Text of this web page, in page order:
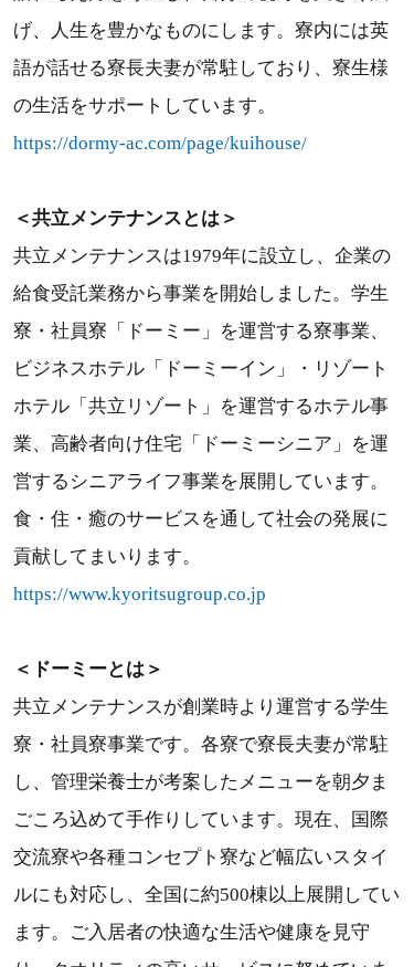
げ、人生を豊かなものにします。寮内には英
語が話せる寮長夫妻が常駐しており、寮生様
の生活をサポートしています。
https://dormy-ac.com/page/kuihouse/
＜共立メンテナンスとは＞
共立メンテナンスは1979年に設立し、企業の
給食受託業務から事業を開始しました。学生
寮・社員寮「ドーミー」を運営する寮事業、
ビジネスホテル「ドーミーイン」・リゾート
ホテル「共立リゾート」を運営するホテル事
業、高齢者向け住宅「ドーミーシニア」を運
営するシニアライフ事業を展開しています。
食・住・癒のサービスを通して社会の発展に
貢献してまいります。
https://www.kyoritsugroup.co.jp
＜ドーミーとは＞
共立メンテナンスが創業時より運営する学生
寮・社員寮事業です。各寮で寮長夫妻が常駐
し、管理栄養士が考案したメニューを朝夕ま
ごころ込めて手作りしています。現在、国際
交流寮や各種コンセプト寮など幅広いスタイ
ルにも対応し、全国に約500棟以上展開してい
ます。ご入居者の快適な生活や健康を見守